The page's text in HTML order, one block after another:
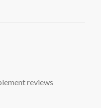
reviews